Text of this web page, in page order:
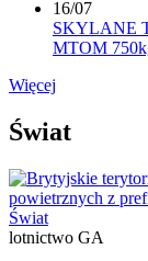
16/07
SKYLANE
MTOM
Więcej
Świat
Świat
lotnictwo GA